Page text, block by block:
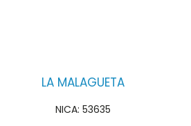
LA MALAGUETA
NICA: 53635